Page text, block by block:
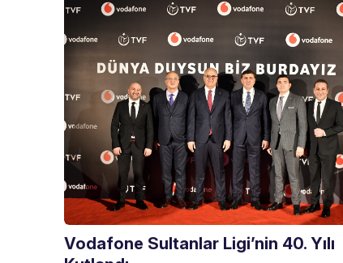
Vodafone Sultanlar Ligi’nin 40. Yılı